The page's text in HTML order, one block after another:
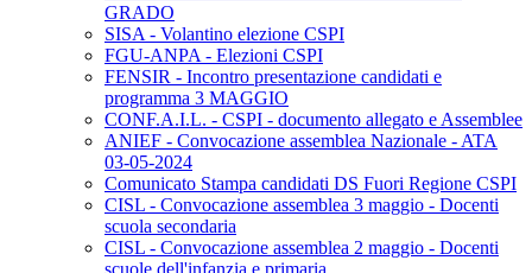
GRADO
SISA - Volantino elezione CSPI
FGU-ANPA - Elezioni CSPI
FENSIR - Incontro presentazione candidati e
programma 3 MAGGIO
CONF.A.I.L. - CSPI - documento allegato e Assemblee
ANIEF - Convocazione assemblea Nazionale - ATA
03-05-2024
Comunicato Stampa candidati DS Fuori Regione CSPI
CISL - Convocazione assemblea 3 maggio - Docenti
scuola secondaria
CISL - Convocazione assemblea 2 maggio - Docenti